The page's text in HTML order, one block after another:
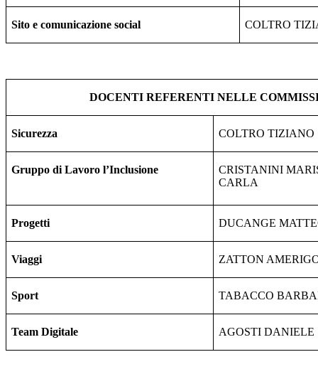
Sito e comunicazione social COLTRO
DOCENTI REFERENTI NELLE
Sicurezza COLTRO TIZIANO
Gruppo di Lavoro l’Inclusione
CRISTANINI
CARLA
Progetti DUCANGE
Viaggi ZATTON
Sport TABACCO
Team Digitale AGOSTI DANIELE